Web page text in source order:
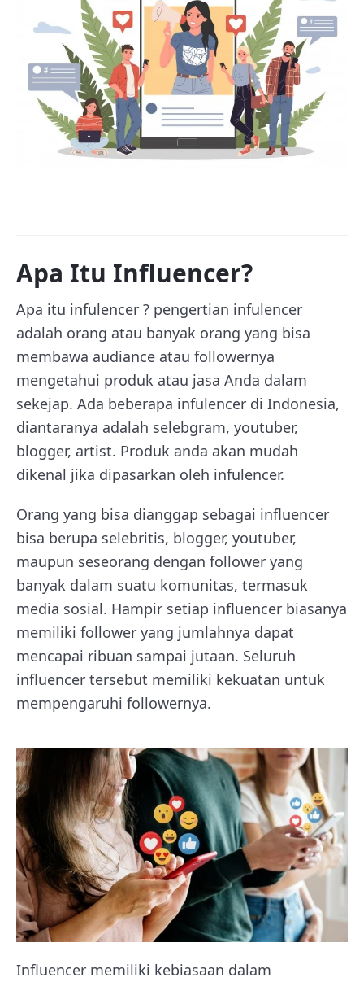
Apa Itu Influencer?
Apa itu infulencer ? pengertian infulencer
adalah orang atau banyak orang yang bisa
membawa audiance atau followernya
mengetahui produk atau jasa Anda dalam
sekejap. Ada beberapa infulencer di Indonesia,
diantaranya adalah selebgram, youtuber,
blogger, artist. Produk anda akan mudah
dikenal jika dipasarkan oleh infulencer.
Orang yang bisa dianggap sebagai influencer
bisa berupa selebritis, blogger, youtuber,
maupun seseorang dengan follower yang
banyak dalam suatu komunitas, termasuk
media sosial. Hampir setiap influencer biasanya
memiliki follower yang jumlahnya dapat
mencapai ribuan sampai jutaan. Seluruh
influencer tersebut memiliki kekuatan untuk
mempengaruhi followernya.
Influencer memiliki kebiasaan dalam